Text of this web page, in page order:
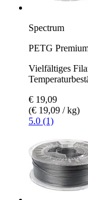
Spectrum
PETG
Vielfältiges
€ 19,09
(€ 19,09 / kg)
5.0 (1)